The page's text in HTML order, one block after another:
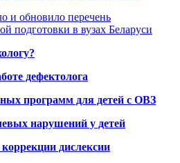
и обновило перечень
подготовки в вузах Беларуси
дефектолога
программ для детей с ОВЗ
нарушений у детей
дислексии